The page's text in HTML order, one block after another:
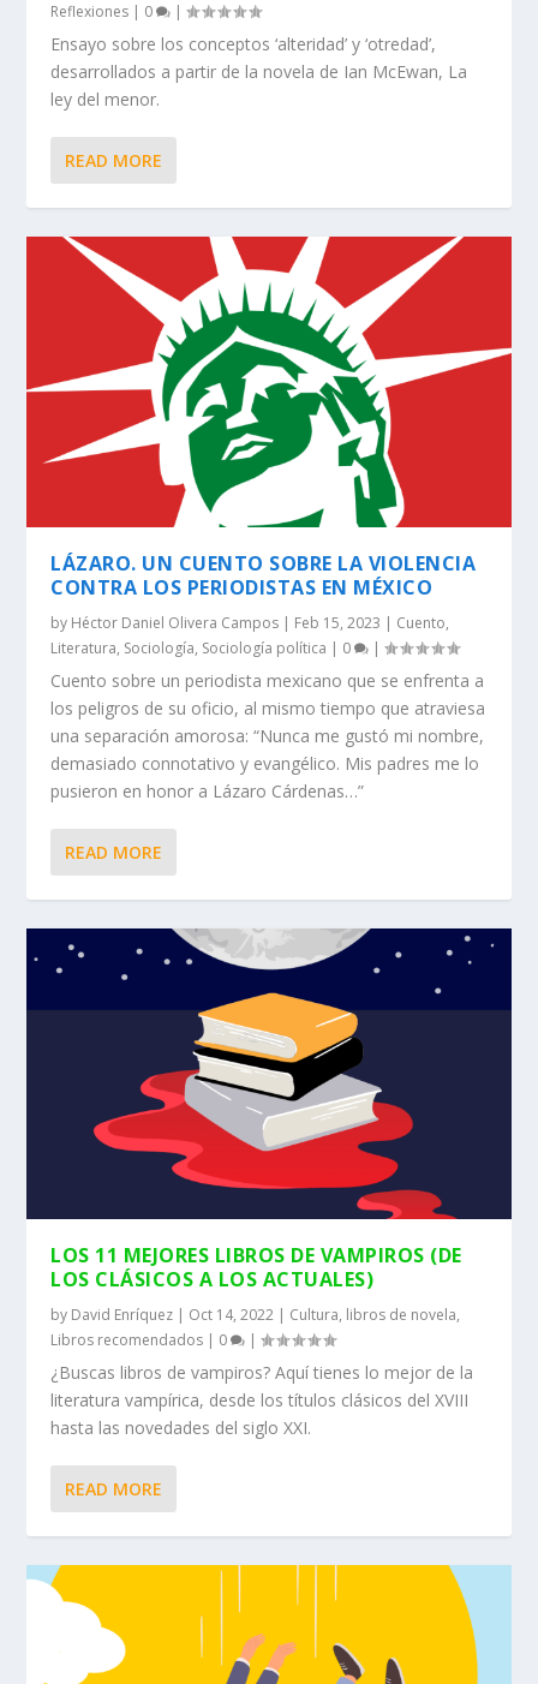
Reflexiones | 0 |
Ensayo sobre los conceptos ‘alteridad’ y ‘otredad’,
desarrollados a partir de la novela de Ian McEwan, La
ley del menor.
READ MORE
LÁZARO. UN CUENTO SOBRE LA VIOLENCIA
CONTRA LOS PERIODISTAS EN MÉXICO
by Héctor Daniel Olivera Campos | Feb 15, 2023 | Cuento,
Literatura, Sociología, Sociología política | 0 |
Cuento sobre un periodista mexicano que se enfrenta a
los peligros de su oficio, al mismo tiempo que atraviesa
una separación amorosa: “Nunca me gustó mi nombre,
demasiado connotativo y evangélico. Mis padres me lo
pusieron en honor a Lázaro Cárdenas…”
READ MORE
LOS 11 MEJORES LIBROS DE VAMPIROS (DE
LOS CLÁSICOS A LOS ACTUALES)
by David Enríquez | Oct 14, 2022 | Cultura, libros de novela,
Libros recomendados | 0 |
¿Buscas libros de vampiros? Aquí tienes lo mejor de la
literatura vampírica, desde los títulos clásicos del XVIII
hasta las novedades del siglo XXI.
READ MORE